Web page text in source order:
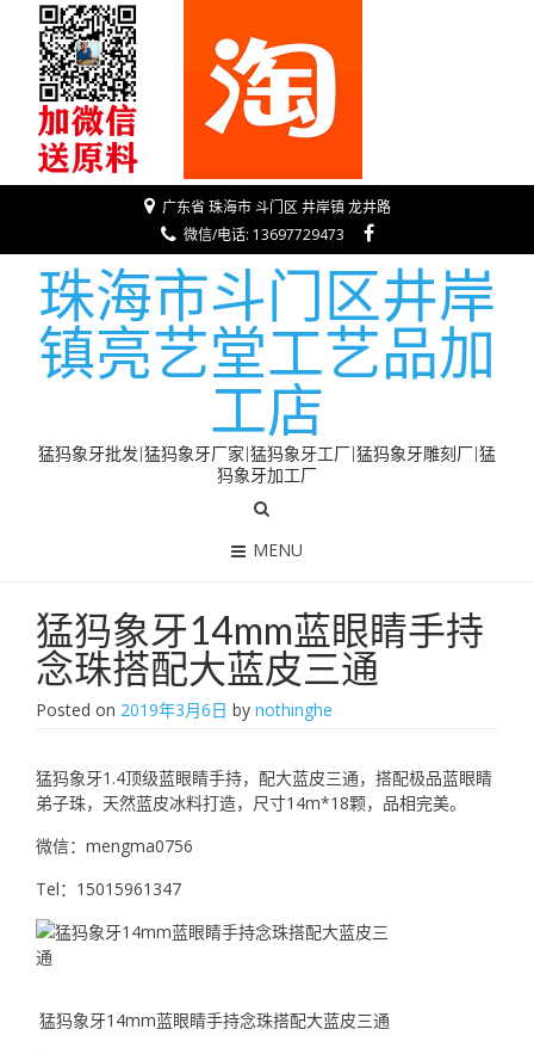
广东省 珠海市 斗门区 井岸镇 龙井路
微信/电话: 13697729473
珠海市斗门区井岸
镇亮艺堂工艺品加
工店
猛犸象牙批发|猛犸象牙厂家|猛犸象牙工厂|猛犸象牙雕刻厂|猛
犸象牙加工厂
MENU
猛犸象牙14mm蓝眼睛手持
念珠搭配大蓝皮三通
Posted on 2019年3月6日 by nothinghe
猛犸象牙1.4顶级蓝眼睛手持，配大蓝皮三通，搭配极品蓝眼睛
弟子珠，天然蓝皮冰料打造，尺寸14m*18颗，品相完美。
微信：mengma0756
Tel：15015961347
猛犸象牙14mm蓝眼睛手持念珠搭配大蓝皮三通